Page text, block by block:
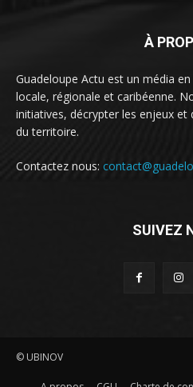
À
Guadeloupe Actu est un média en
locale, régionale et caribéenne.
initiatives, décrypter les enjeux et
du territoire.
Contactez nous:
SUIVEZ
© UBINOV